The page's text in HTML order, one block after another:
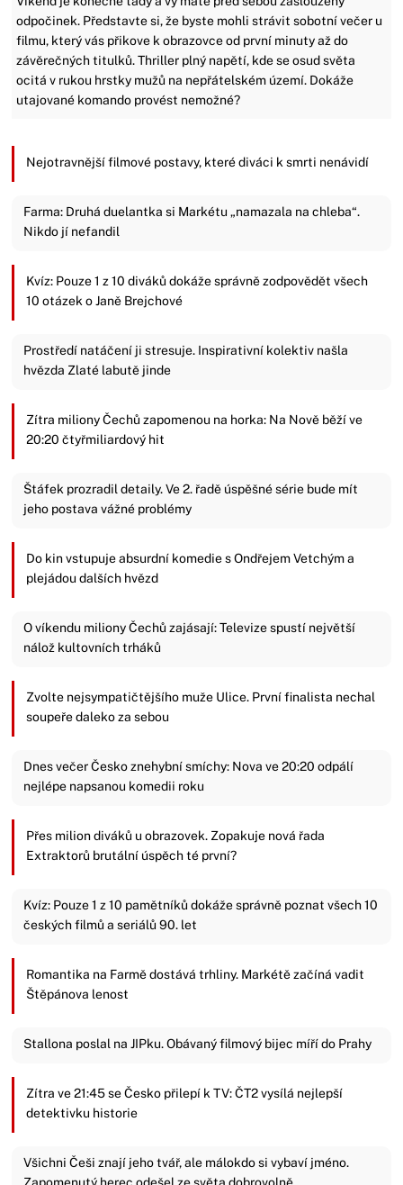
odpočinek. Představte si, že byste mohli strávit sobotní večer u
filmu, který vás přikove k obrazovce od první minuty až do
závěrečných titulků. Thriller plný napětí, kde se osud světa
ocitá v rukou hrstky mužů na nepřátelském území. Dokáže
utajované komando provést nemožné?
Nejotravnější filmové postavy, které diváci k smrti nenávidí
Farma: Druhá duelantka si Markétu „namazala na chleba“.
Nikdo jí nefandil
Kvíz: Pouze 1 z 10 diváků dokáže správně zodpovědět všech
10 otázek o Janě Brejchové
Prostředí natáčení ji stresuje. Inspirativní kolektiv našla
hvězda Zlaté labutě jinde
Zítra miliony Čechů zapomenou na horka: Na Nově běží ve
20:20 čtyřmiliardový hit
Štáfek prozradil detaily. Ve 2. řadě úspěšné série bude mít
jeho postava vážné problémy
Do kin vstupuje absurdní komedie s Ondřejem Vetchým a
plejádou dalších hvězd
O víkendu miliony Čechů zajásají: Televize spustí největší
nálož kultovních trháků
Zvolte nejsympatičtějšího muže Ulice. První finalista nechal
soupeře daleko za sebou
Dnes večer Česko znehybní smíchy: Nova ve 20:20 odpálí
nejlépe napsanou komedii roku
Přes milion diváků u obrazovek. Zopakuje nová řada
Extraktorů brutální úspěch té první?
Kvíz: Pouze 1 z 10 pamětníků dokáže správně poznat všech 10
českých filmů a seriálů 90. let
Romantika na Farmě dostává trhliny. Markétě začíná vadit
Štěpánova lenost
Stallona poslal na JIPku. Obávaný filmový bijec míří do Prahy
Zítra ve 21:45 se Česko přilepí k TV: ČT2 vysílá nejlepší
detektivku historie
Všichni Češi znají jeho tvář, ale málokdo si vybaví jméno.